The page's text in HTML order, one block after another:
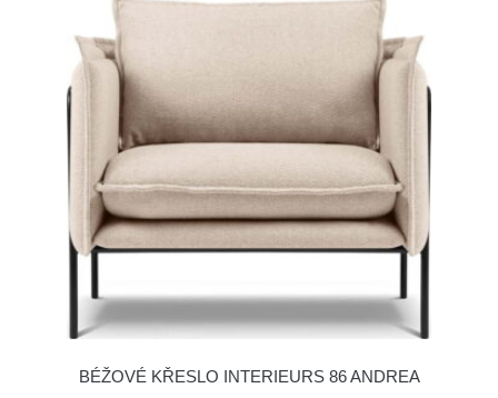
BÉŽOVÉ KŘESLO INTERIEURS 86 ANDREA